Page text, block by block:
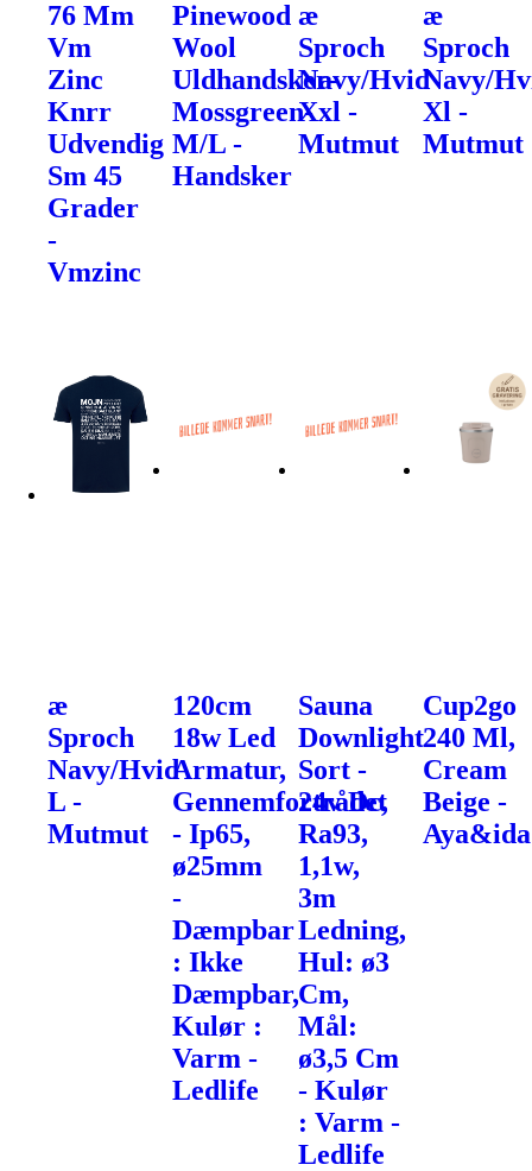
76 Mm
Vm
Zinc
Knrr
Udvendig
Sm 45
Grader
-
Vmzinc
Pinewood
Wool
Uldhandsker-
Mossgreen-
M/L -
Handsker
æ
Sproch
Navy/Hvid
Xxl -
Mutmut
æ
Sproch
Navy/
Xl -
Mutmut
æ
Sproch
Navy/Hvid
L -
Mutmut
120cm
18w Led
Armatur,
Gennemfortrådet
- Ip65,
ø25mm
-
Dæmpbar
: Ikke
Dæmpbar,
Kulør :
Varm -
Ledlife
Sauna
Downlight
Sort -
24v Dc,
Ra93,
1,1w,
3m
Ledning,
Hul: ø3
Cm,
Mål:
ø3,5 Cm
- Kulør
: Varm -
Ledlife
Cup2go
240 Ml,
Cream
Beige -
Aya&ida